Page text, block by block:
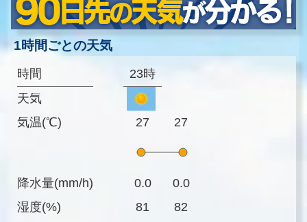
1時間ごとの天気
時間
天気
気温(℃)
降水量(mm/h)
湿度(%)
23時
27 27
0.0
0.0
81
82